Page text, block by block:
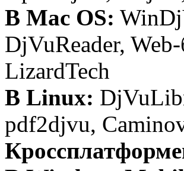
В Mac OS:
DjVuReader,
LizardTech
В Linux:
pdf2djvu,